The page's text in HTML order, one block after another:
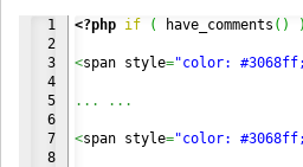
1
2
3
4
5
6
7
8
<?php if ( have_comments ( ) )
<span style="color:
... ...
<span style="color: